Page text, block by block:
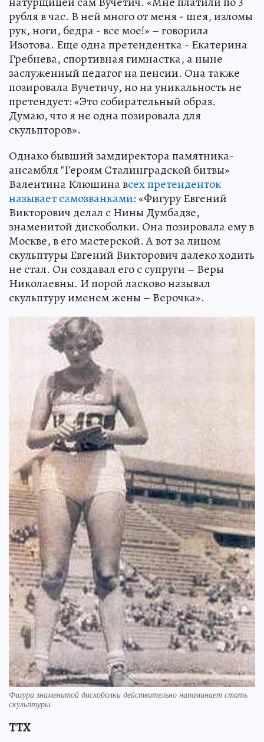
рубля в час. В ней много от меня - шея, изломы
рук, ноги, бедра - все мое!» – говорила
Изотова. Еще одна претендентка - Екатерина
Гребнева, спортивная гимнастка, а ныне
заслуженный педагог на пенсии. Она также
позировала Вучетичу, но на уникальность не
претендует: «Это собирательный образ.
Думаю, что я не одна позировала для
скульпторов».
Однако бывший замдиректора памятника-
ансамбля "Героям Сталинградской битвы»
Валентина Клюшина всех претенденток
называет самозванками: «Фигуру Евгений
Викторович делал с Нины Думбадзе,
знаменитой дискоболки. Она позировала ему в
Москве, в его мастерской. А вот за лицом
скульптуры Евгений Викторович далеко ходить
не стал. Он создавал его с супруги – Веры
Николаевны. И порой ласково называл
скульптуру именем жены – Верочка».
Фигура знаменитой дискоболки действительно напоминает стать
скульптуры.
ТТХ